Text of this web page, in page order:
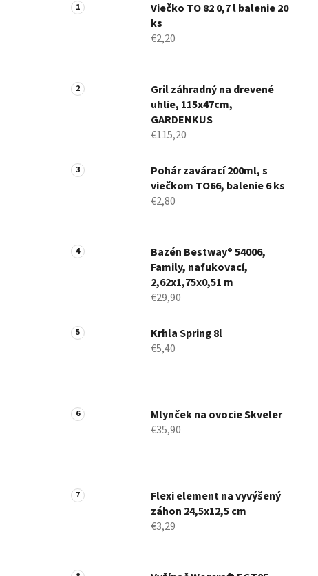
Viečko TO 82 0,7 l balenie 20
ks
€2,20
Gril záhradný na drevené
uhlie, 115x47cm,
GARDENKUS
€115,20
Pohár zavárací 200ml, s
viečkom TO66, balenie 6 ks
€2,80
Bazén Bestway® 54006,
Family, nafukovací,
2,62x1,75x0,51 m
€29,90
Krhla Spring 8l
€5,40
Mlynček na ovocie Skveler
€35,90
Flexi element na vyvýšený
záhon 24,5x12,5 cm
€3,29